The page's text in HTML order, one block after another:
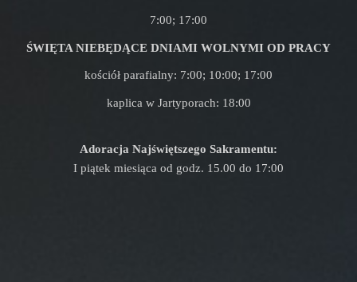
7:00; 17:00
ŚWIĘTA NIEBĘDĄCE DNIAMI WOLNYMI OD PRACY
kościół parafialny: 7:00; 10:00; 17:00
kaplica w Jartyporach: 18:00
Adoracja Najświętszego Sakramentu:
I piątek miesiąca od godz. 15.00 do 17:00